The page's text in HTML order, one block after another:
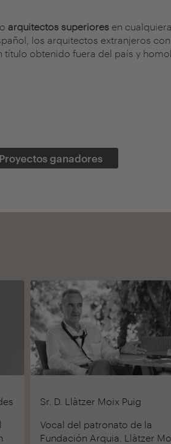
arquitectos superiores en
los arquitectos extranjeros
obtenido fuera del país y
Proyectos ganadores
Sr. D. Llàtzer Moix Puig
Vocal del patronato de la
Fundación Arquia. Llàtzer